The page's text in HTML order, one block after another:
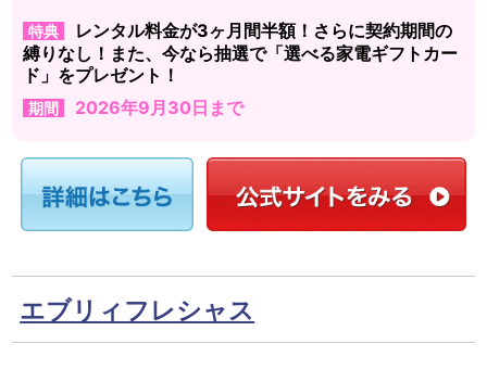
特典
レンタル料金が3ヶ月間半額！さらに契約期間の
縛りなし！また、今なら抽選で「選べる家電ギフトカー
ド」をプレゼント！
期間 2026年9月30日まで
エブリィフレシャス